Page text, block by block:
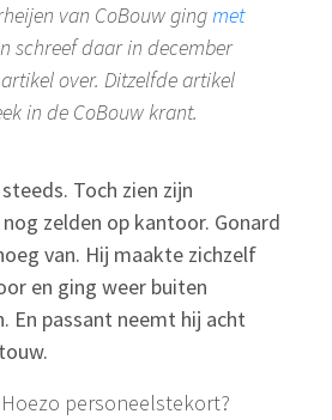
van CoBouw gingmet
schreef daar in december
over. Ditzelfde artikel
in de CoBouw krant.
Toch zien zijn
zelden op kantoor. Gonard
van. Hij maakte zichzelf
en ging weer buiten
En passant neemt hij acht
personeelstekort?